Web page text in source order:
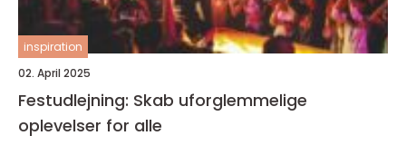
inspiration
02. April 2025
Festudlejning: Skab uforglemmelige
oplevelser for alle